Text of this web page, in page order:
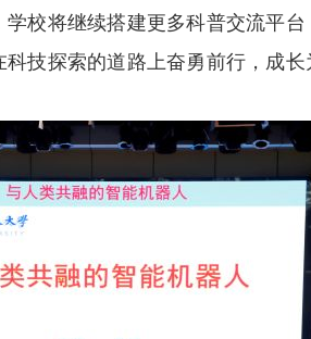
校将继续搭建更多科普交流平
技探索的道路上奋勇前行，成